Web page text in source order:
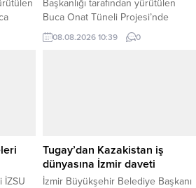
ve
kazı
Başkanlığı tarafından yürütülen
Buca Onat Tüneli Projesi’nde
çalışmalar sürüyor. Konak Tüneli ile
otogar viyadükleri arasında transit
ağustos...
08.08.2026 10:39 0
İZSU
Tugay’dan Kazakistan iş
dünyasına İzmir daveti
İzmir Büyükşehir Belediye Başkanı